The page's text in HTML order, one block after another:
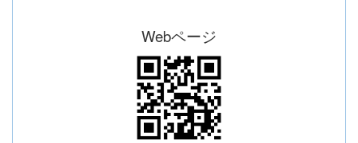
Webページ